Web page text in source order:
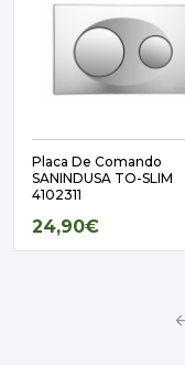
Placa De Comando
SANINDUSA TO-SLIM
4102311
24,90€